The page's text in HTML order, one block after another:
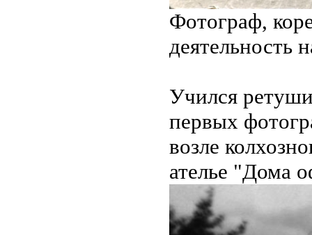
Фотограф,
деятельность
Учился
первых
возле
ателье "Дома